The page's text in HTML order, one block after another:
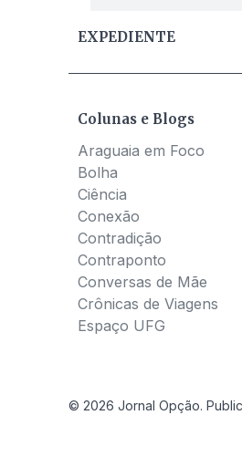
EXPEDIENTE
Colunas e Blogs
Araguaia em Foco
Bolha
Ciência
Conexão
Contradição
Contraponto
Conversas de Mãe
Crônicas de Viagens
Espaço UFG
© 2026 Jornal Opção.